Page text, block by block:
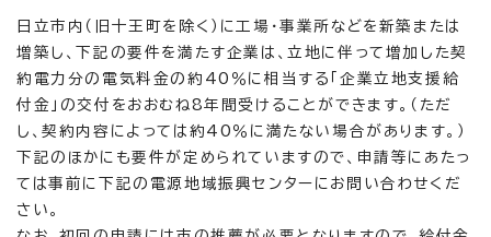
日立市内（旧十王町を除く）に工場・事業所などを新築または
増築し、下記の要件を満たす企業は、立地に伴って増加した契
約電力分の電気料金の約40％に相当する「企業立地支援給
付金」の交付をおおむね8年間受けることができます。（ただ
し、契約内容によっては約40％に満たない場合があります。）
下記のほかにも要件が定められていますので、申請等にあたっ
ては事前に下記の電源地域振興センターにお問い合わせくだ
さい。